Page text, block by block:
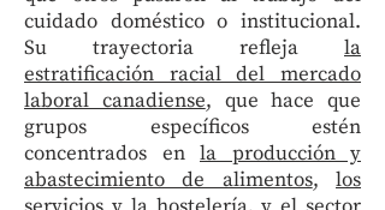
cuidado doméstico o institucional.
Su trayectoria refleja la
estratificación racial del mercado
laboral canadiense, que hace que
grupos específicos estén
concentrados en la producción y
abastecimiento de alimentos,los